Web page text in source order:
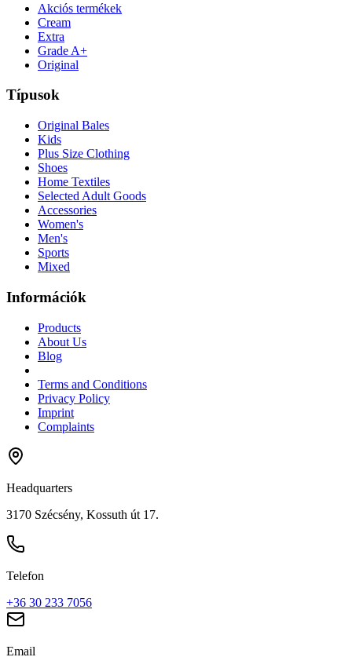
Akciós termékek
Cream
Extra
Grade A+
Original
Típusok
Original Bales
Kids
Plus Size Clothing
Shoes
Home Textiles
Selected Adult Goods
Accessories
Women's
Men's
Sports
Mixed
Információk
Products
About Us
Blog
Terms and Conditions
Privacy Policy
Imprint
Complaints
Headquarters
3170 Szécsény, Kossuth út 17.
Telefon
+36 30 233 7056
Email